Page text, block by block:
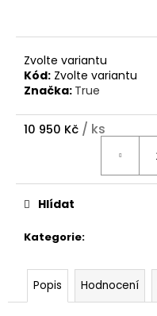
Zvolte variantu
Kód: Zvolte variantu
Značka: True
10 950 Kč / ks
Kategorie:
Hlídat
Popis Hodnocení